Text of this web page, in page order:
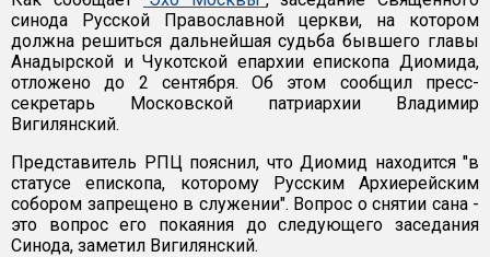
синода Русской Православной церкви, на котором
должна решиться дальнейшая судьба бывшего главы
Анадырской и Чукотской епархии епископа Диомида,
отложено до 2 сентября. Об этом сообщил пресс-
секретарь Московской патриархии Владимир
Вигилянский.
Представитель РПЦ пояснил, что Диомид находится "в
статусе епископа, которому Русским Архиерейским
собором запрещено в служении". Вопрос о снятии сана -
это вопрос его покаяния до следующего заседания
Синода, заметил Вигилянский.